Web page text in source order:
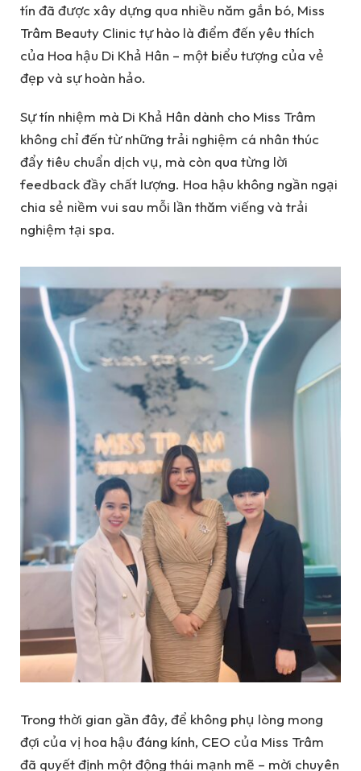
tín đã được xây dựng qua nhiều năm gắn bó, Miss
Trâm Beauty Clinic tự hào là điểm đến yêu thích
của Hoa hậu Di Khả Hân – một biểu tượng của vẻ
đẹp và sự hoàn hảo.
Sự tín nhiệm mà Di Khả Hân dành cho Miss Trâm
không chỉ đến từ những trải nghiệm cá nhân thúc
đẩy tiêu chuẩn dịch vụ, mà còn qua từng lời
feedback đầy chất lượng. Hoa hậu không ngần ngại
chia sẻ niềm vui sau mỗi lần thăm viếng và trải
nghiệm tại spa.
Trong thời gian gần đây, để không phụ lòng mong
đợi của vị hoa hậu đáng kính, CEO của Miss Trâm
đã quyết định một động thái mạnh mẽ – mời chuyên